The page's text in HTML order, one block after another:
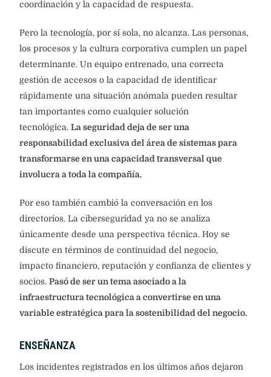
coordinación y la capacidad de respuesta.
Pero la tecnología, por sí sola, no alcanza. Las personas,
los procesos y la cultura corporativa cumplen un papel
determinante. Un equipo entrenado, una correcta
gestión de accesos o la capacidad de identificar
rápidamente una situación anómala pueden resultar
tan importantes como cualquier solución
tecnológica. La seguridad deja de ser una
responsabilidad exclusiva del área de sistemas para
transformarse en una capacidad transversal que
involucra a toda la compañía.
Por eso también cambió la conversación en los
directorios. La ciberseguridad ya no se analiza
únicamente desde una perspectiva técnica. Hoy se
discute en términos de continuidad del negocio,
impacto financiero, reputación y confianza de clientes y
socios. Pasó de ser un tema asociado a la
infraestructura tecnológica a convertirse en una
variable estratégica para la sostenibilidad del negocio.
ENSEÑANZA
Los incidentes registrados en los últimos años dejaron